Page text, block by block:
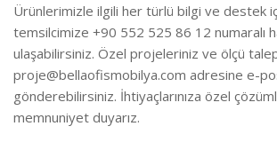
Ürünlerimizle ilgili her türlü bilgi ve destek
temsilcimize +90 552 525 86 12 numaralı
ulaşabilirsiniz. Özel projeleriniz ve ölçü
proje@bellaofismobilya.com adresine e-
gönderebilirsiniz. İhtiyaçlarınıza özel
memnuniyet duyarız.